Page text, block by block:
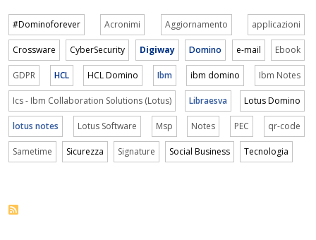
#Dominoforever Acronimi Aggiornamento applicazioni
Crossware CyberSecurity Digiway Domino e-mail Ebook
GDPR HCL HCL Domino Ibm ibm domino Ibm Notes
Ics - Ibm Collaboration Solutions (Lotus) Libraesva Lotus Domino
lotus notes Lotus Software Msp Notes PEC qr-code
Sametime Sicurezza Signature Social Business Tecnologia